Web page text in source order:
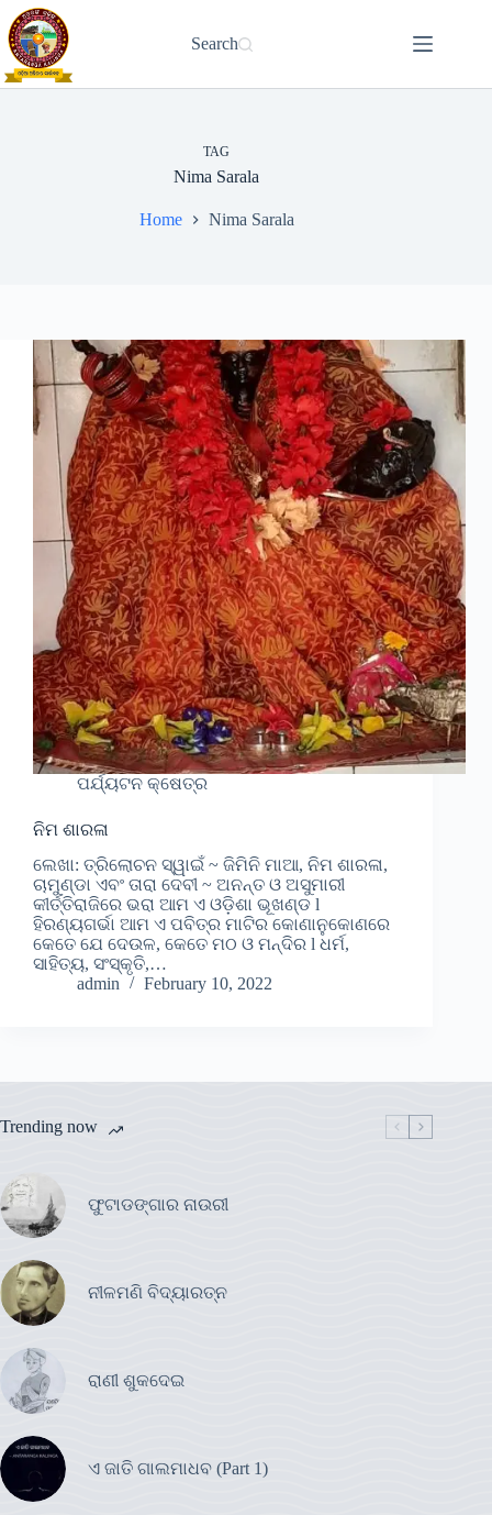
Skip
to
content
Search
TAG
Nima Sarala
Home Nima Sarala
ପର୍ଯ୍ୟଟନ କ୍ଷେତ୍ର
ନିମ ଶାରଳା
ଲେଖା: ତ୍ରିଲୋଚନ ସ୍ୱାଇଁ ~ ଜିମିନି ମାଆ, ନିମ ଶାରଳା,
ଚାମୁଣ୍ଡା ଏବଂ ତାରା ଦେବୀ ~ ଅନନ୍ତ ଓ ଅସୁମାରୀ
କୀର୍ତ୍ତିରାଜିରେ ଭରା ଆମ ଏ ଓଡ଼ିଶା ଭୂଖଣ୍ଡ l
ହିରଣ୍ୟଗର୍ଭା ଆମ ଏ ପବିତ୍ର ମାଟିର କୋଣାନୁକୋଣରେ
କେତେ ଯେ ଦେଉଳ, କେତେ ମଠ ଓ ମନ୍ଦିର l ଧର୍ମ,
ସାହିତ୍ୟ, ସଂସ୍କୃତି,…
admin
February 10, 2022
Trending now
ଫୁଟାଡଙ୍ଗାର ନାଉରୀ
ନୀଳମଣି ବିଦ୍ୟାରତ୍ନ
ରାଣୀ ଶୁକଦେଇ
ଏ ଜାତି ଗାଲମାଧବ (Part 1)